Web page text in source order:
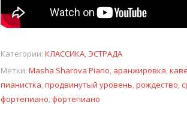
Категории: КЛАССИКА, ЭСТРАДА
Метки: Masha Sharova Piano, аранжировка,
пианистка,продвинутый уровень,рождество,
фортепиано,фортепиано